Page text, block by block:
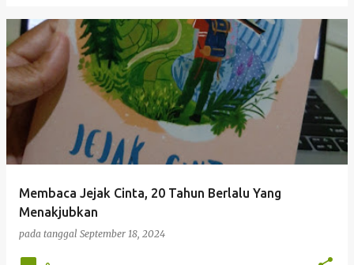
Membaca Jejak Cinta, 20 Tahun Berlalu Yang
Menakjubkan
pada tanggal September 18, 2024